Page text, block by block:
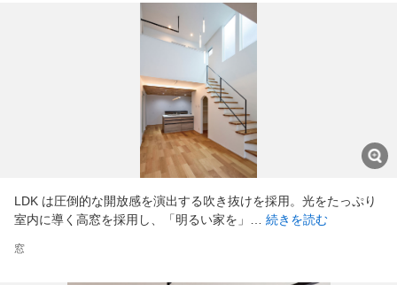
LDK は圧倒的な開放感を演出する吹き抜けを採用。光をたっぷり
室内に導く高窓を採用し、「明るい家を」… 続きを読む
窓